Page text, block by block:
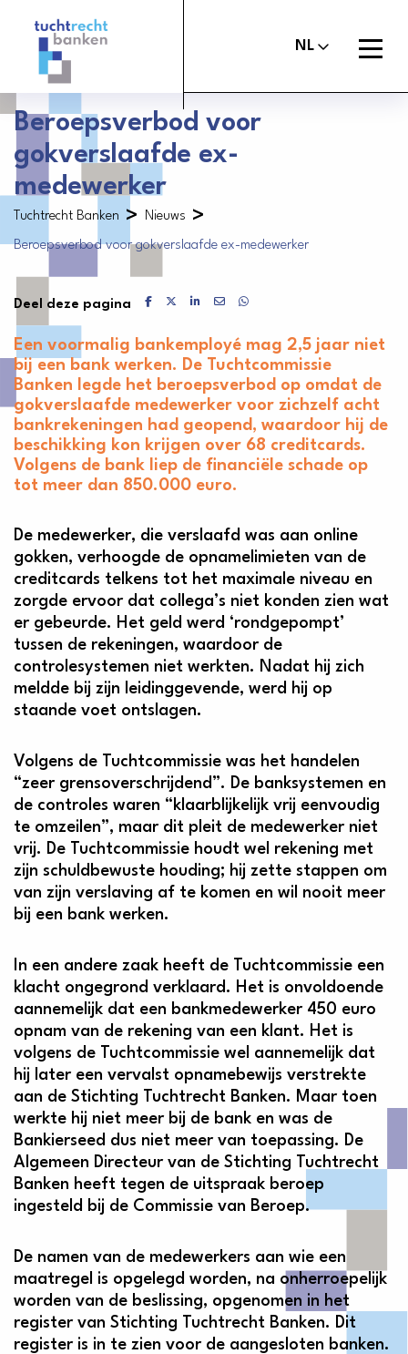
logo
Maak melding
Uitspraken
Over het tuchtrecht
Nieuws
Contact
Tuchtcommissie banken
Commissie van Beroep Banken
NL
Open
menu
Beroepsverbod voor
gokverslaafde ex-
medewerker
Tuchtrecht Banken > Nieuws >
Beroepsverbod voor gokverslaafde ex-medewerker
Deel deze pagina Delen via Facebook
Delen via X
Delen via LinkedIn
Delen via Mail
Delen via WhatsApp
Een voormalig bankemployé mag 2,5 jaar niet
bij een bank werken. De Tuchtcommissie
Banken legde het beroepsverbod op omdat de
gokverslaafde medewerker voor zichzelf acht
bankrekeningen had geopend, waardoor hij de
beschikking kon krijgen over 68 creditcards.
Volgens de bank liep de financiële schade op
tot meer dan 850.000 euro.
De medewerker, die verslaafd was aan online
gokken, verhoogde de opnamelimieten van de
creditcards telkens tot het maximale niveau en
zorgde ervoor dat collega’s niet konden zien wat
er gebeurde. Het geld werd ‘rondgepompt’
tussen de rekeningen, waardoor de
controlesystemen niet werkten. Nadat hij zich
meldde bij zijn leidinggevende, werd hij op
staande voet ontslagen.
Volgens de Tuchtcommissie was het handelen
“zeer grensoverschrijdend”. De banksystemen en
de controles waren “klaarblijkelijk vrij eenvoudig
te omzeilen”, maar dit pleit de medewerker niet
vrij. De Tuchtcommissie houdt wel rekening met
zijn schuldbewuste houding; hij zette stappen om
van zijn verslaving af te komen en wil nooit meer
bij een bank werken.
In een andere zaak heeft de Tuchtcommissie een
klacht ongegrond verklaard. Het is onvoldoende
aannemelijk dat een bankmedewerker 450 euro
opnam van de rekening van een klant. Het is
volgens de Tuchtcommissie wel aannemelijk dat
hij later een vervalst opnamebewijs verstrekte
aan de Stichting Tuchtrecht Banken. Maar toen
werkte hij niet meer bij de bank en was de
Bankierseed dus niet meer van toepassing. De
Algemeen Directeur van de Stichting Tuchtrecht
Banken heeft tegen de uitspraak beroep
ingesteld bij de Commissie van Beroep.
De namen van de medewerkers aan wie een
maatregel is opgelegd worden, na onherroepelijk
worden van de beslissing, opgenomen in het
register van Stichting Tuchtrecht Banken. Dit
register is in te zien voor de aangesloten banken.